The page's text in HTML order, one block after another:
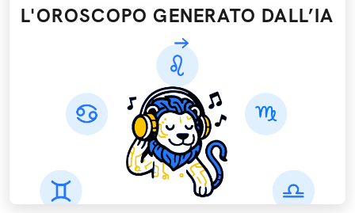
L'OROSCOPO GENERATO DALL’IA